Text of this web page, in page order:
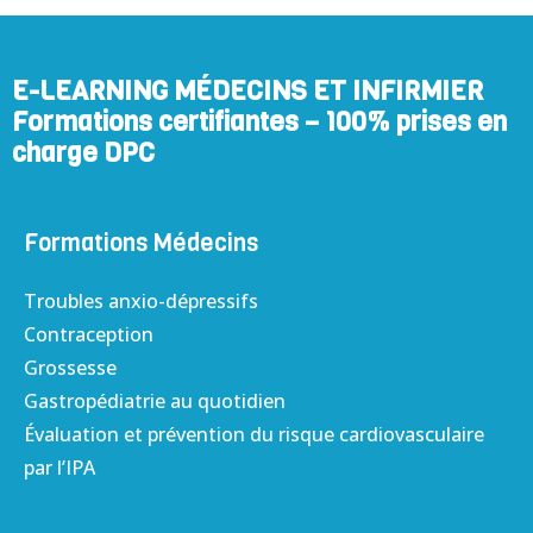
E-LEARNING MÉDECINS ET INFIRMIER
Formations certifiantes – 100% prises en
charge DPC
Formations Médecins​
Troubles anxio-dépressifs
Contraception
Grossesse
Gastropédiatrie au quotidien
Évaluation et prévention du risque cardiovasculaire
par l’IPA